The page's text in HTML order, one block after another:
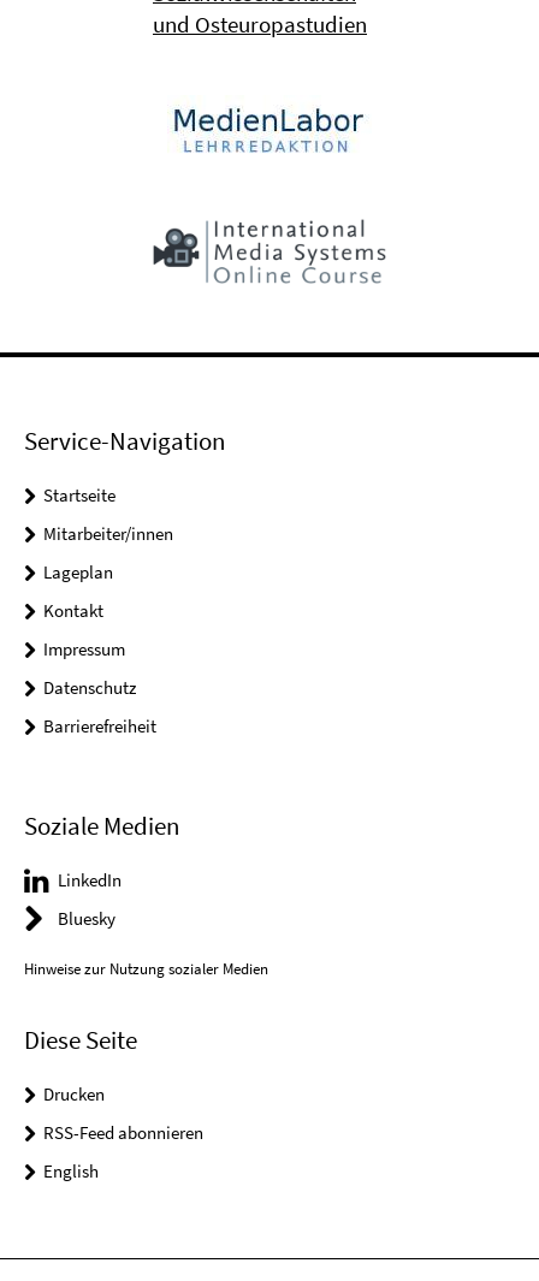
und Osteuropastudien
Service-Navigation
Startseite
Mitarbeiter/innen
Lageplan
Kontakt
Impressum
Datenschutz
Barrierefreiheit
Soziale Medien
LinkedIn
Bluesky
Hinweise zur Nutzung sozialer Medien
Diese Seite
Drucken
RSS-Feed abonnieren
English